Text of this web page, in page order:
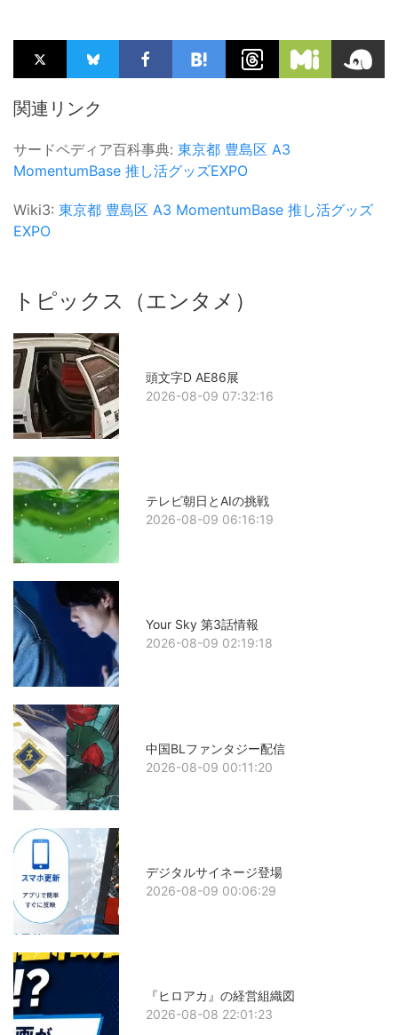
関連リンク
サードペディア百科事典: 東京都 豊島区 A3
MomentumBase 推し活グッズEXPO
Wiki3: 東京都 豊島区 A3 MomentumBase 推し活グッズ
EXPO
トピックス（エンタメ）
頭文字D AE86展
2026-08-09 07:32:16
テレビ朝日とAIの挑戦
2026-08-09 06:16:19
Your Sky 第3話情報
2026-08-09 02:19:18
中国BLファンタジー配信
2026-08-09 00:11:20
デジタルサイネージ登場
2026-08-09 00:06:29
『ヒロアカ』の経営組織図
2026-08-08 22:01:23